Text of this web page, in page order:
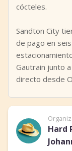
cócteles.
Sandton City
de pago en
Gautrain junto
directo desde
Hard